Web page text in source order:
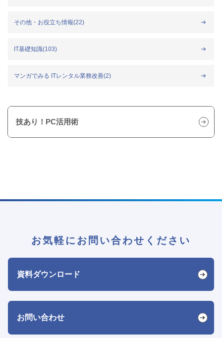
その他・お役立ち情報(22)
IT基礎知識(103)
マンガでみる ITレンタル業務改善(2)
技あり！PC活用術
お気軽にお問い合わせください
資料ダウンロード
お問い合わせ